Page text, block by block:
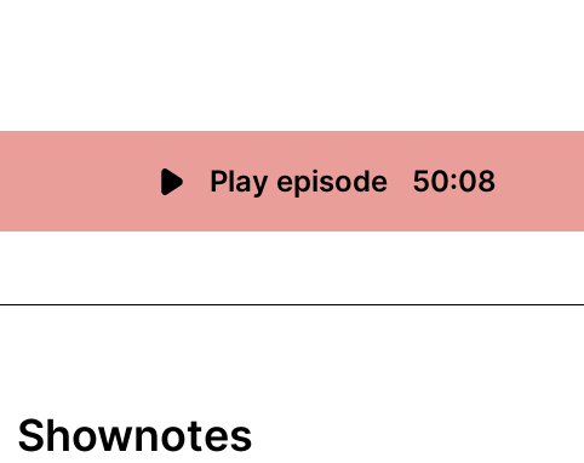
Shownotes